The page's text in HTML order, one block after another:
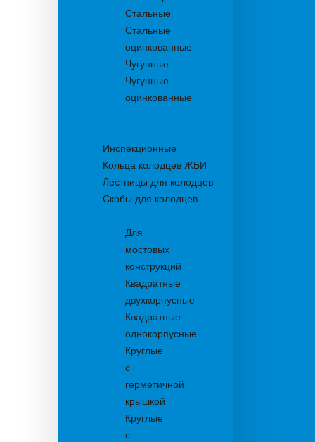
Стальные
Стальные
оцинкованные
Чугунные
Чугунные
оцинкованные
Инспекционные
Кольца колодцев ЖБИ
Лестницы для колодцев
Скобы для колодцев
Для
мостовых
конструкций
Квадратные
двухкорпусные
Квадратные
однокорпусные
Круглые
с
герметичной
крышкой
Круглые
с